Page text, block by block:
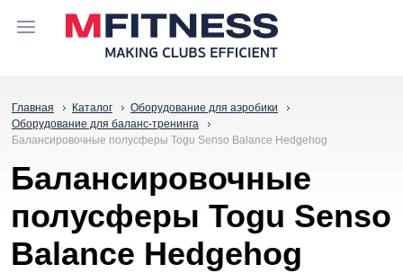
Главная Каталог
Оборудование для аэробики
Оборудование для баланс-тренинга
Балансировочные полусферы Togu Senso Balance Hedgehog
Балансировочные
полусферы Togu Senso
Balance Hedgehog